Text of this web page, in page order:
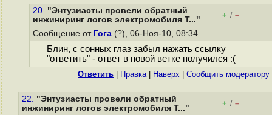
20. "Энтузиасты провели обратный
инжиниринг логов электромобиля T..."
+ / –
Сообщение от Гога (?), 06-Ноя-10, 08:34
Блин, с сонных глаз забыл нажать ссылку
"ответить" - ответ в новой ветке получился :(
Ответить Правка| Наверх Cообщить модератору
22. "Энтузиасты провели обратный
инжиниринг логов электромобиля T..."
+ / –